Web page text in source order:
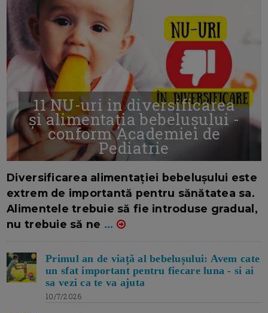
11 NU-uri in diversificarea
și alimentația bebelușului -
conform Academiei de
Pediatrie
Diversificarea alimentației bebelușului este
extrem de importantă pentru sănătatea sa.
Alimentele trebuie să fie introduse gradual,
nu trebuie să ne ...
Primul an de viață al bebelușului: Avem cate
un sfat important pentru fiecare luna - si ai
sa vezi ca te va ajuta
10/7/2026